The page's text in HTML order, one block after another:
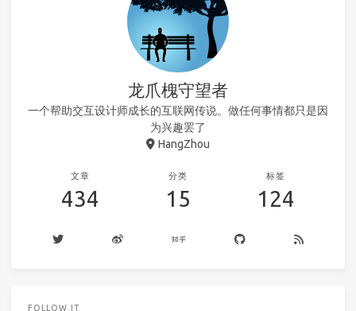
龙爪槐守望者
一个帮助交互设计师成长的互联网传说。做任何事情都只是因
为兴趣罢了
HangZhou
文章
434
分类
15
标签
124
FOLLOW.IT